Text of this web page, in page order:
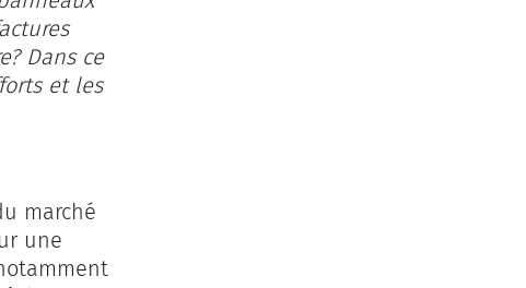
Dans ce
et les
marché
une